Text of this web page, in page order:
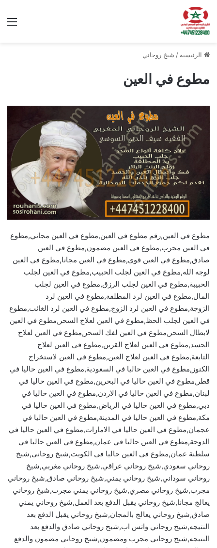
الرئيسية / شيخ روحاني
مطوع في العين
مطوع في العين,رقم مطوع في العين,مطوع في العين مجاني,مطوع
في العين مجرب,مطوع في العين مضمون,مطوع في العين
صادق,مطوع في العين قوي,مطوع في العين مجانا,مطوع في العين
لوجه الله,مطوع في العين لجلب الحبيب,مطوع في العين لجلب
الحبيبة,مطوع في العين لجلب الرزق,مطوع في العين لجلب
المال,مطوع في العين لرد المطلقة,مطوع في العين لرد
الزوجة,مطوع في العين لرد الزوج,مطوع في العين لرد الغائب,مطوع
في العين لجلب الحظ,مطوع في العين لعلاج السحر,مطوع في العين
لابطال السحر,مطوع في العين لفك السحر,مطوع في العين لعلاج
الحسد,مطوع في العين لعلاج القرين,مطوع في العين لعلاج
التابعة,مطوع في العين لعلاج العين,مطوع في العين لاستخراج
الكنوز,مطوع في العين حاليا في السعودية,مطوع في العين حاليا في
قطر,مطوع في العين حاليا في البحرين,مطوع في العين حاليا في
لبنان,مطوع في العين حاليا في الاردن,مطوع في العين حاليا في
دبي,مطوع في العين حاليا في الرياض,مطوع في العين حاليا في
مكة,مطوع في العين حاليا في المدينة,مطوع في العين حاليا في
عجمان,مطوع في العين حاليا في الامارات,مطوع في العين حاليا في
الدوحة,مطوع في العين حاليا في عمان,مطوع في العين حاليا في
سلطنة عمان,مطوع في العين حاليا في الكويت,شيخ روحاني,شيخ
روحاني سعودي,شيخ روحاني عراقي,شيخ روحاني مغربي,شيخ
روحاني سوداني,شيخ روحاني يمني,شيخ روحاني صادق,شيخ روحاني
مجرب,شيخ روحاني مصري,شيخ روحاني يمني مجرب,شيخ روحاني
يعالج مجانا,شيخ روحاني يقبل الدفع بعد العمل,شيخ روحاني يمني
صادق,شيخ روحاني يعالج بالمجان,شيخ روحاني يقبل الدفع بعد
النتيجه,شيخ روحاني واتس اب,شيخ روحاني صادق والدفع بعد
النتيجه,شيخ روحاني مجرب ومضمون,شيخ روحاني مضمون والدفع